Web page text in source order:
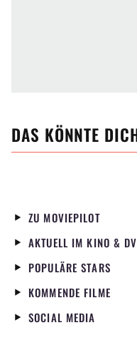
DAS KÖNNTE
ZU MOVIEPILOT
AKTUELL IM KINO &
POPULÄRE STARS
KOMMENDE FILME
SOCIAL MEDIA